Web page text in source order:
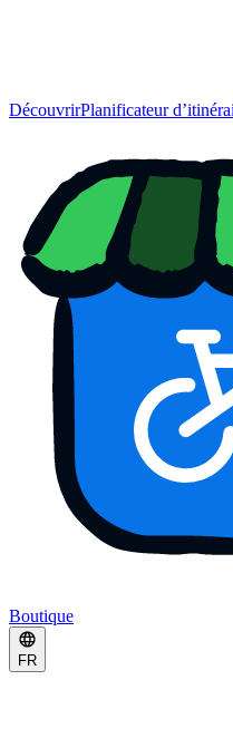
DécouvrirPlanificateur
Boutique
FR